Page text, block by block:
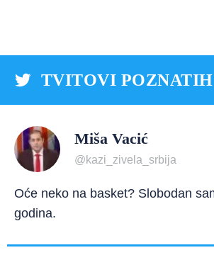
TVITOVI POZNATIH
Miša Vacić
@kazi_zivela_srbija
Oće neko na basket? Slobodan
godina.